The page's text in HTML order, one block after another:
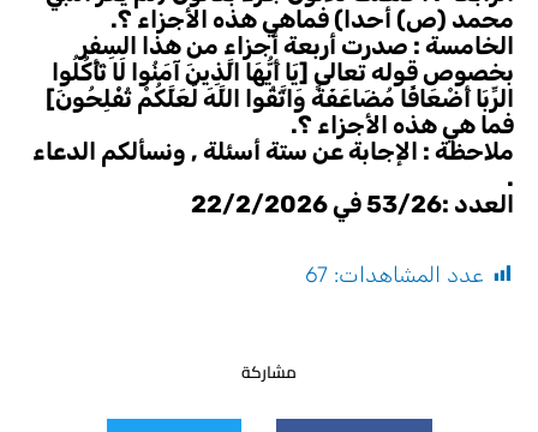
محمد (ص) أحدا) فماهي هذه الأجزاء ؟.
الخامسة : صدرت أربعة أجزاء من هذا السِفر
بخصوص قوله تعالى [يَا أَيُّهَا الَّذِينَ آمَنُوا لَا تَأْكُلُوا
الرِّبَا أَضْعَافًا مُضَاعَفَةً وَاتَّقُوا اللَّهَ لَعَلَّكُمْ تُفْلِحُونَ]
فما هي هذه الأجزاء ؟.
ملاحظة : الإجابة عن ستة أسئلة , ونسألكم الدعاء
.
العدد :53/26 في 22/2/2026
عدد المشاهدات: 67
مشاركة